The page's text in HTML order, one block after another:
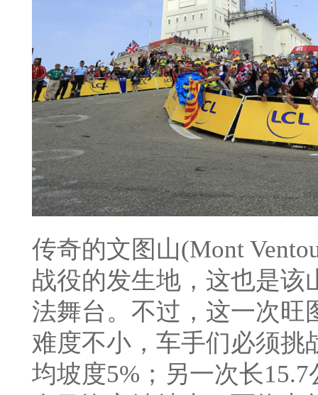
传奇的文图山(Mont
战役的发生地，这也是该
法舞台。不过，这一次旺
难度不小，车手们必须挑
均坡度5%；另一次长